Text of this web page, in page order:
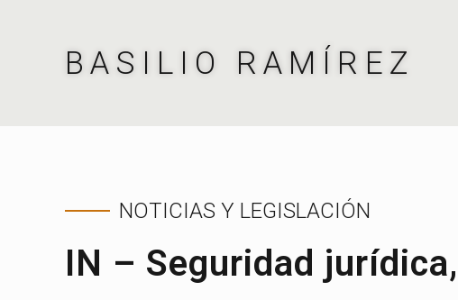
BASILIO RAMÍREZ
NOTICIAS Y LEGISLACIÓN
IN – Seguridad